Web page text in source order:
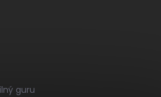
guru